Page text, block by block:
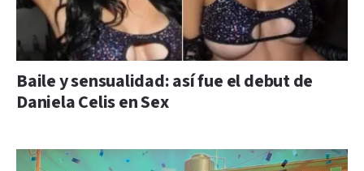
Baile y sensualidad: así fue el debut de
Daniela Celis en Sex